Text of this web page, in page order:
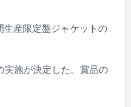
産限定盤ジャケットの
実施が決定した。賞品の